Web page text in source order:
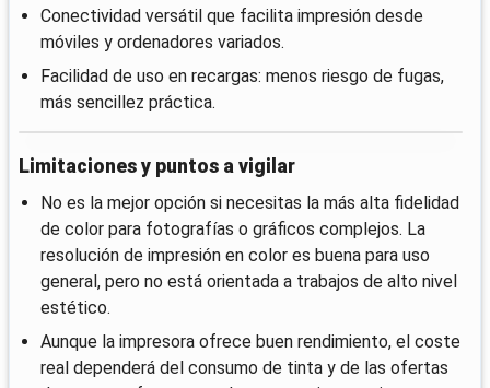
Conectividad versátil que facilita impresión desde
móviles y ordenadores variados.
Facilidad de uso en recargas: menos riesgo de fugas,
más sencillez práctica.
Limitaciones y puntos a vigilar
No es la mejor opción si necesitas la más alta fidelidad
de color para fotografías o gráficos complejos. La
resolución de impresión en color es buena para uso
general, pero no está orientada a trabajos de alto nivel
estético.
Aunque la impresora ofrece buen rendimiento, el coste
real dependerá del consumo de tinta y de las ofertas